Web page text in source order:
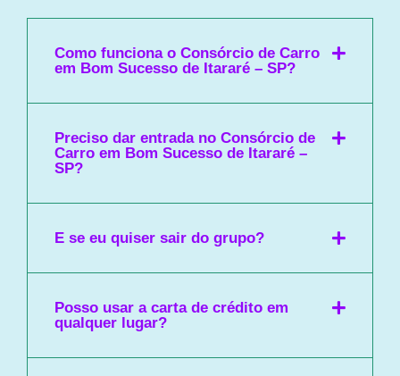
Como funciona o Consórcio de Carro
em Bom Sucesso de Itararé – SP?
Preciso dar entrada no Consórcio de
Carro em Bom Sucesso de Itararé –
SP?
E se eu quiser sair do grupo?
Posso usar a carta de crédito em
qualquer lugar?